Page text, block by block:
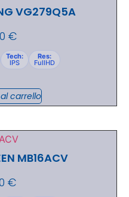
VG279Q5A
€
Tech:
IPS
Res:
FullHD
carrello
MB16ACV
€